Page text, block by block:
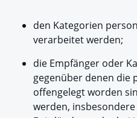
den Kategorien
verarbeitet werden;
die Empfänger oder
gegenüber denen die
offengelegt worden
werden,